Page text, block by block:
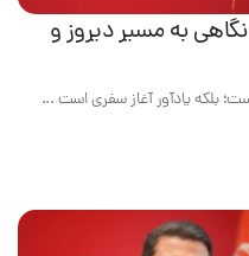
به مسیر دیروز و